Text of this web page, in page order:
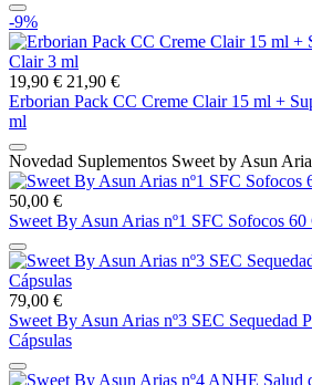
-9%
19,90 € 21,90 €
Erborian Pack CC Creme Clair 15 ml +
ml
Novedad Suplementos Sweet by Asun
50,00 €
Sweet By Asun Arias nº1 SFC Sofocos 60
79,00 €
Sweet By Asun Arias nº3 SEC Sequedad
Cápsulas